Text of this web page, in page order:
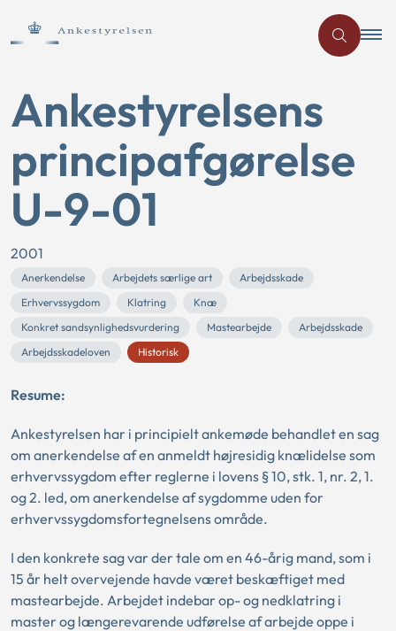
Ankestyrelsens
principafgørelse
U-9-01
2001
Anerkendelse Arbejdets særlige art
Arbejdsskade
Erhvervssygdom
Klatring
Knæ
Konkret sandsynlighedsvurdering
Mastearbejde
Arbejdsskade
Arbejdsskadeloven
Historisk
Resume:
Ankestyrelsen har i principielt ankemøde behandlet en sag
om anerkendelse af en anmeldt højresidig knælidelse som
erhvervssygdom efter reglerne i lovens § 10, stk. 1, nr. 2, 1.
og 2. led, om anerkendelse af sygdomme uden for
erhvervssygdomsfortegnelsens område.
I den konkrete sag var der tale om en 46-årig mand, som i
15 år helt overvejende havde været beskæftiget med
mastearbejde. Arbejdet indebar op- og nedklatring i
master og længerevarende udførelse af arbejde oppe i